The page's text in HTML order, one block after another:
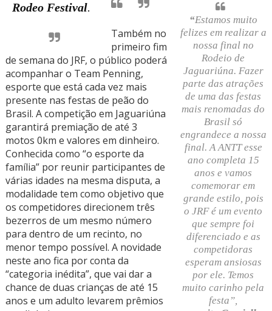
Rodeo Festival.
“Estamos muito
felizes em realizar a
nossa final no
Rodeio de
Jaguariúna. Fazer
parte das atrações
de uma das festas
mais renomadas do
Brasil só
engrandece a nossa
final. A ANTT esse
ano completa 15
anos e vamos
comemorar em
grande estilo, pois
o JRF é um evento
que sempre foi
diferenciado e as
competidoras
esperam ansiosas
por ele. Temos
muito carinho pela
festa”,
Também no
primeiro fim
de semana do JRF, o público poderá
acompanhar o Team Penning,
esporte que está cada vez mais
presente nas festas de peão do
Brasil. A competição em Jaguariúna
garantirá premiação de até 3
motos 0km e valores em dinheiro.
Conhecida como “o esporte da
família” por reunir participantes de
várias idades na mesma disputa, a
modalidade tem como objetivo que
os competidores direcionem três
bezerros de um mesmo número
para dentro de um recinto, no
menor tempo possível. A novidade
neste ano fica por conta da
“categoria inédita”, que vai dar a
chance de duas crianças de até 15
anos e um adulto levarem prêmios